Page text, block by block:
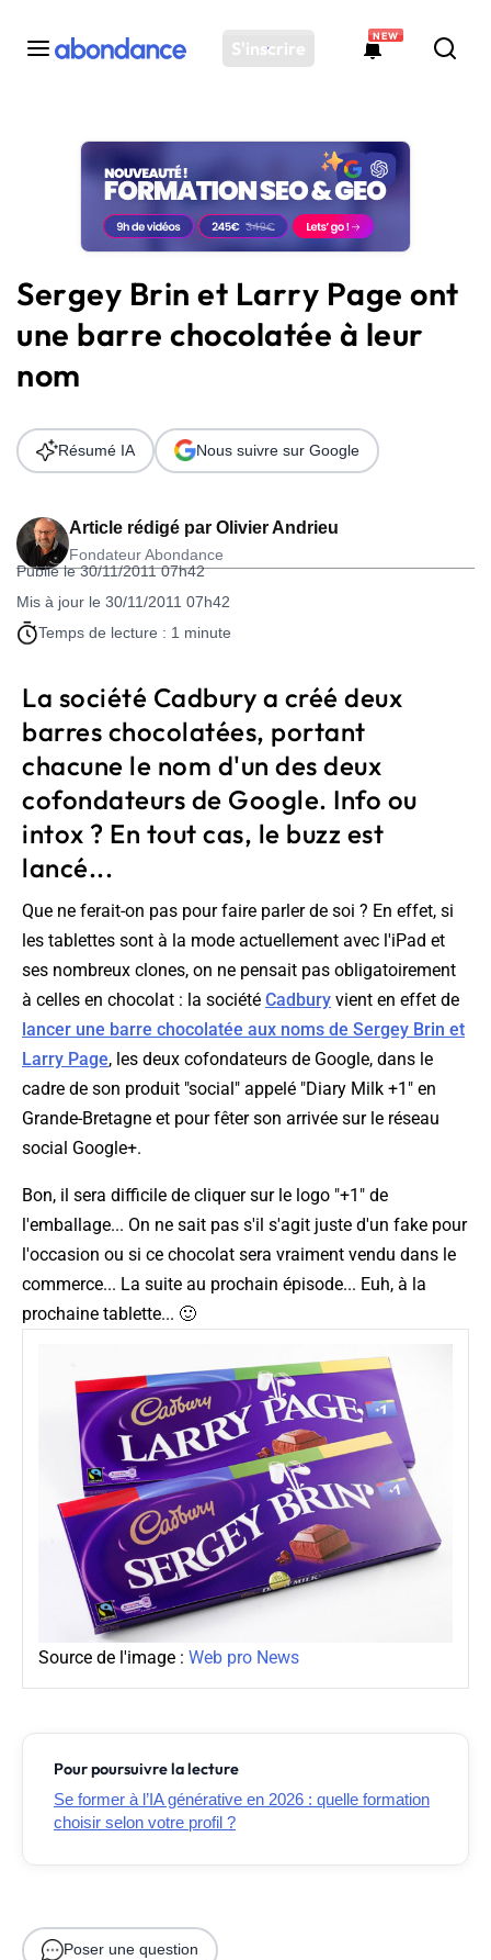
S'inscrire
NEW
Toutes les actus
Actus SEO
Plateforme
Solutions
Ressources
Audit SEO
Sergey Brin et Larry Page ont
une barre chocolatée à leur
nom
Article rédigé par Olivier Andrieu
Fondateur Abondance
Publié le 30/11/2011 07h42
Mis à jour le 30/11/2011 07h42
Temps de lecture : 1 minute
Résumé IA Nous suivre sur Google
La société Cadbury a créé deux
barres chocolatées, portant
chacune le nom d'un des deux
cofondateurs de Google. Info ou
intox ? En tout cas, le buzz est
lancé...
Que ne ferait-on pas pour faire parler de soi ? En effet, si
les tablettes sont à la mode actuellement avec l'iPad et
ses nombreux clones, on ne pensait pas obligatoirement
à celles en chocolat : la société Cadbury vient en effet de
lancer une barre chocolatée aux noms de Sergey Brin et
Larry Page, les deux cofondateurs de Google, dans le
cadre de son produit "social" appelé "Diary Milk +1" en
Grande-Bretagne et pour fêter son arrivée sur le réseau
social Google+.
Bon, il sera difficile de cliquer sur le logo "+1" de
l'emballage... On ne sait pas s'il s'agit juste d'un fake pour
l'occasion ou si ce chocolat sera vraiment vendu dans le
commerce... La suite au prochain épisode... Euh, à la
prochaine tablette... 🙂
Source de l'image : Web pro News
Pour poursuivre la lecture
Se former à l’IA générative en 2026 : quelle formation
choisir selon votre profil ?
Poser une question